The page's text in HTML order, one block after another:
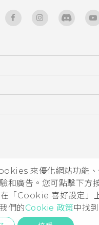
來優化網站功能、
和廣告。您可點擊下方
「Cookie 喜好設定」
們的Cookie 政策中找
安全與法令注意事項
Privacy Whitepaper
Corporation
Privacy@htc.com